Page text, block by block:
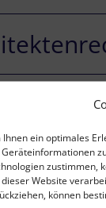
Ihnen ein optimales
Geräteinformationen
zustimmen,
Website
können